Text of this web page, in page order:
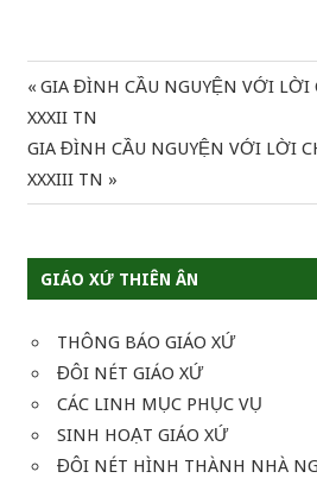
GIÁO XỨ THIÊN ÂN
THÔNG BÁO GIÁO XỨ
ĐÔI NÉT GIÁO XỨ
CÁC LINH MỤC PHỤC VỤ
SINH HOẠT GIÁO XỨ
ĐÔI NÉT HÌNH THÀNH NHÀ
Điều
hướng
bài
Previous
Post:
GIA ĐÌNH CẦU NGUYỆN VỚI LỜI
XXXII TN
Next
Post:
GIA ĐÌNH CẦU NGUYỆN VỚI LỜI
XXXIII TN